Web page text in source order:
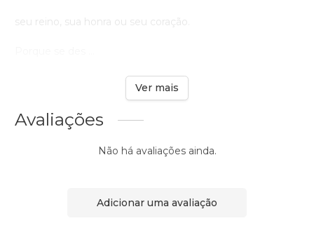
seu reino, sua honra ou seu coração.
Ver mais
Avaliações
Não há avaliações ainda.
Adicionar uma avaliação